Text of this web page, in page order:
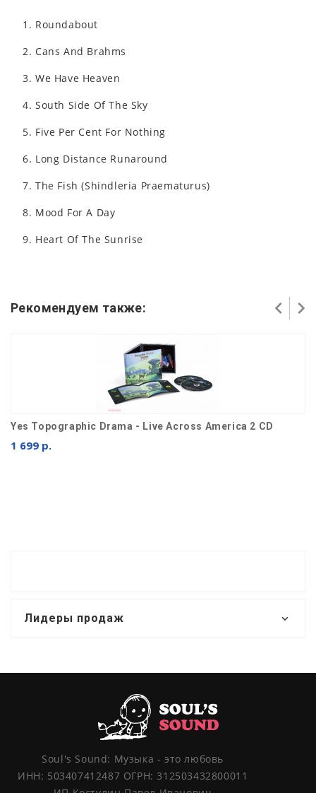
Roundabout
Cans And Brahms
We Have Heaven
South Side Of The Sky
Five Per Cent For Nothing
Long Distance Runaround
The Fish (Shindleria Praematurus)
Mood For A Day
Heart Of The Sunrise
Рекомендуем также:
Yes Topographic Drama - Live Across America 2 CD
1 699 р.
Лидеры продаж
Soul's Sound: Музыка - это любовь
ИНН: 503407412487 ОГРН: 312503432800011